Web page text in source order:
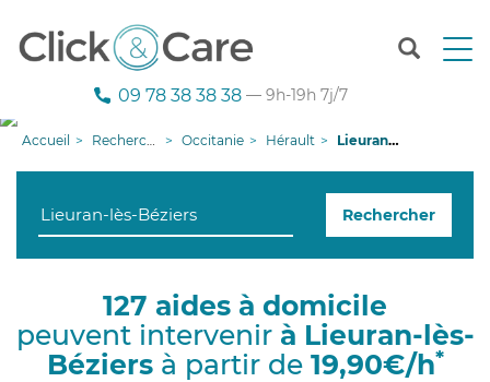
T
n
g
i
09 78 38 38 38 — 9h-19h 7j/7
Accueil Recherche aide à domicile Occitanie Hérault Lieuran-lès-Béziers
Rechercher
127 aides à domicile
peuvent intervenir à Lieuran-lès-
Béziersà partir de 19,90€/h*